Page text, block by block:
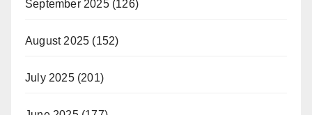
September 2025(126)
August 2025 (152)
July 2025(201)